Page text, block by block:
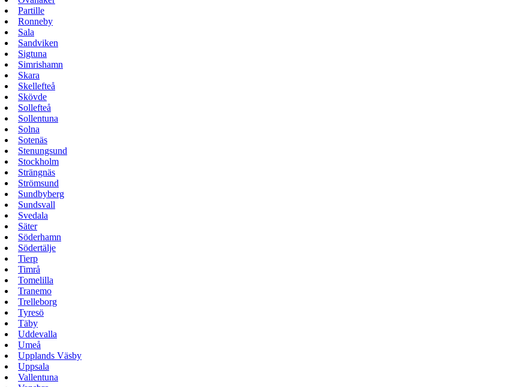
Partille
Ronneby
Sala
Sandviken
Sigtuna
Simrishamn
Skara
Skellefteå
Skövde
Sollefteå
Sollentuna
Solna
Sotenäs
Stenungsund
Stockholm
Strängnäs
Strömsund
Sundbyberg
Sundsvall
Svedala
Säter
Söderhamn
Södertälje
Tierp
Timrå
Tomelilla
Tranemo
Trelleborg
Tyresö
Täby
Uddevalla
Umeå
Upplands Väsby
Uppsala
Vallentuna